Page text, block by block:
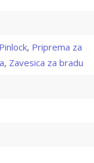
Pinlock, Priprema za
, Zavesica za bradu